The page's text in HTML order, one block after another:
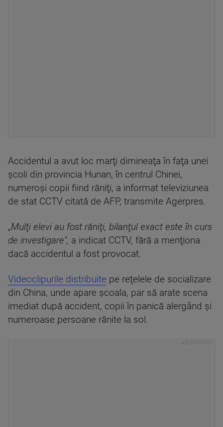
Accidentul a avut loc marţi dimineaţa în faţa unei
şcoli din provincia Hunan, în centrul Chinei,
numeroşi copii fiind răniţi, a informat televiziunea
de stat CCTV citată de AFP, transmite Agerpres.
„Mulţi elevi au fost răniţi, bilanţul exact este în curs
de investigare", a indicat CCTV, fără a menţiona
dacă accidentul a fost provocat.
Videoclipurile distribuite pe reţelele de socializare
din China, unde apare şcoala, par să arate scena
imediat după accident, copii în panică alergând şi
numeroase persoane rănite la sol.